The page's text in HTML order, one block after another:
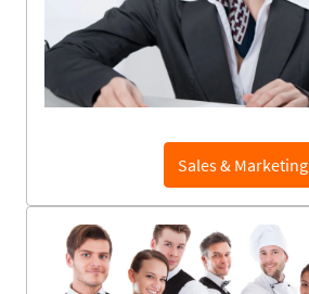
Sales & Marketing